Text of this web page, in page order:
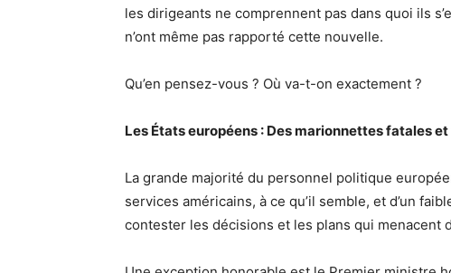
les dirigeants ne comprennent pas dans quoi ils
n’ont même pas rapporté cette nouvelle.
Qu’en pensez-vous ? Où va-t-on exactement ?
Les États européens : Des marionnettes fatales
La grande majorité du personnel politique
services américains, à ce qu’il semble, et d’un
contester les décisions et les plans qui menacent